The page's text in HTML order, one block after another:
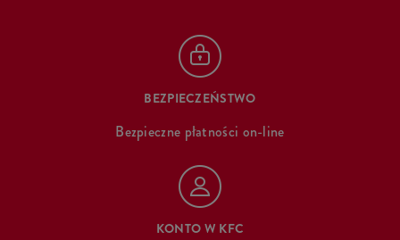
BEZPIECZEŃSTWO
Bezpieczne płatności on-line
KONTO W KFC